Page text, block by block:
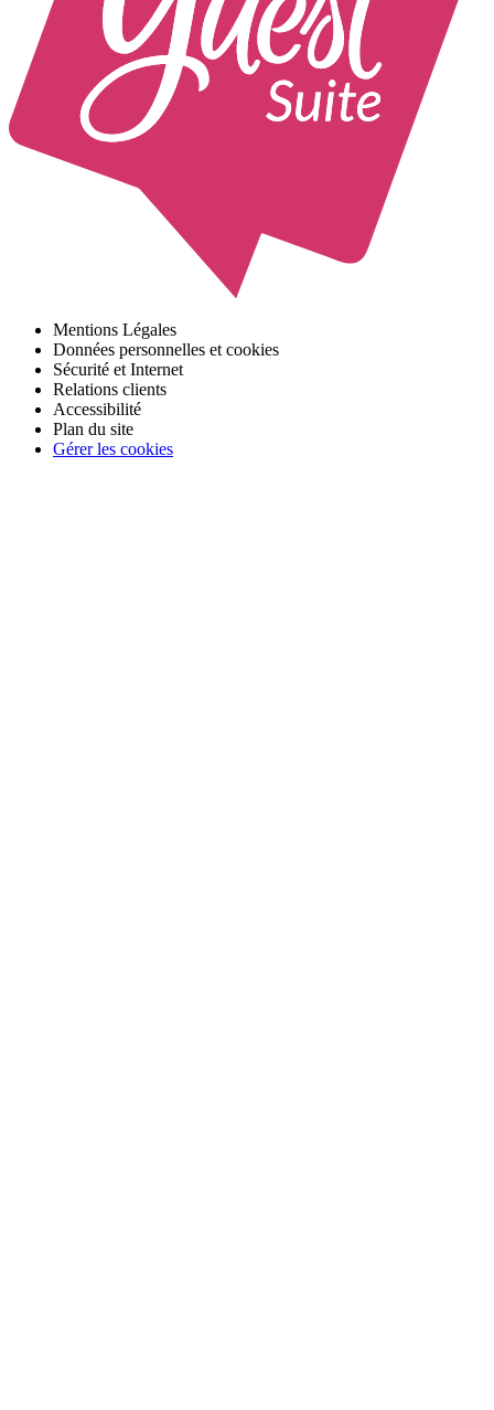
Mentions Légales
Données personnelles et cookies
Sécurité et Internet
Relations clients
Accessibilité
Plan du site
Gérer les cookies